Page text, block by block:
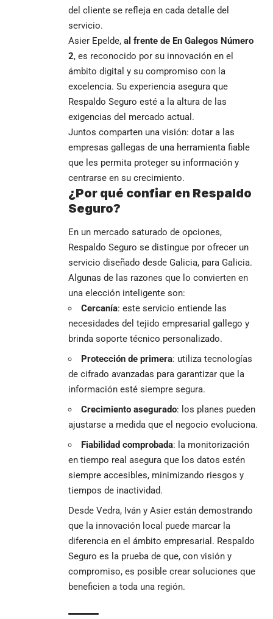
del cliente se refleja en cada detalle del
servicio.
Asier Epelde, al frente de En Galegos Número
2, es reconocido por su innovación en el
ámbito digital y su compromiso con la
excelencia. Su experiencia asegura que
Respaldo Seguro esté a la altura de las
exigencias del mercado actual.
Juntos comparten una visión: dotar a las
empresas gallegas de una herramienta fiable
que les permita proteger su información y
centrarse en su crecimiento.
¿Por qué confiar en Respaldo
Seguro?
En un mercado saturado de opciones,
Respaldo Seguro se distingue por ofrecer un
servicio diseñado desde Galicia, para Galicia.
Algunas de las razones que lo convierten en
una elección inteligente son:
Cercanía: este servicio entiende las
necesidades del tejido empresarial gallego y
brinda soporte técnico personalizado.
Protección de primera: utiliza tecnologías
de cifrado avanzadas para garantizar que la
información esté siempre segura.
Crecimiento asegurado: los planes pueden
ajustarse a medida que el negocio evoluciona.
Fiabilidad comprobada: la monitorización
en tiempo real asegura que los datos estén
siempre accesibles, minimizando riesgos y
tiempos de inactividad.
Desde Vedra, Iván y Asier están demostrando
que la innovación local puede marcar la
diferencia en el ámbito empresarial. Respaldo
Seguro es la prueba de que, con visión y
compromiso, es posible crear soluciones que
beneficien a toda una región.